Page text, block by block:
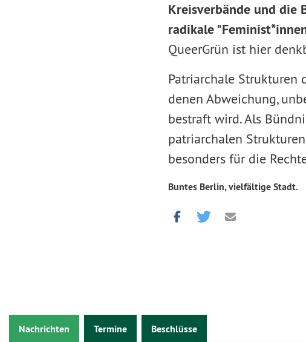
Kreisverbände und die
radikale
QueerGrün ist hier
Patriarchale Strukturen
denen Abweichung,
bestraft wird. Als
patriarchalen
besonders für die
Buntes Berlin, vielfältige Stadt.
Nachrichten Termine Beschlüsse